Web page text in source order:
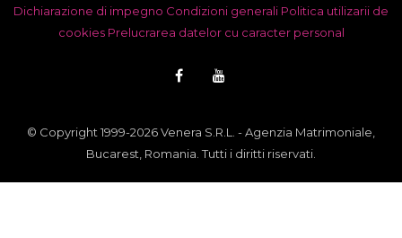
Dichiarazione di impegno Condizioni generali Politica utilizarii de
cookies Prelucrarea datelor cu caracter personal
© Copyright 1999-2026 Venera S.R.L. - Agenzia Matrimoniale,
Bucarest, Romania. Tutti i diritti riservati.